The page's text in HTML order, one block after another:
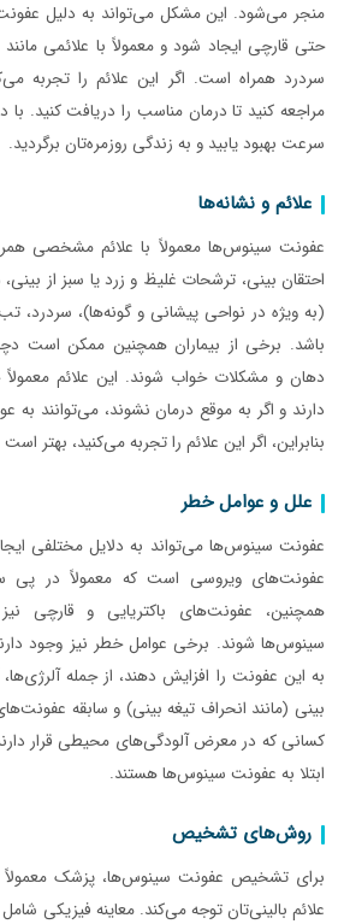
منجر می‌شود. این مشکل می‌تواند به دلیل
حتی قارچی ایجاد شود و معمولاً با علائمی
سردرد همراه است. اگر این علائم را تجربه
مراجعه کنید تا درمان مناسب را دریافت کنید. با
سرعت بهبود یابید و به زندگی روزمره‌تان برگردید.
علائم و نشانه‌ها
عفونت سینوس‌ها معمولاً با علائم مشخصی
احتقان بینی، ترشحات غلیظ و زرد یا سبز از
(به ویژه در نواحی پیشانی و گونه‌ها)،
باشد. برخی از بیماران همچنین ممکن است
دهان و مشکلات خواب شوند. این علائم معمولاً
دارند و اگر به موقع درمان نشوند، می‌توانند
بنابراین، اگر این علائم را تجربه می‌کنید، بهتر
علل و عوامل خطر
عفونت سینوس‌ها می‌تواند به دلایل مختلفی
عفونت‌های ویروسی است که معمولاً در پی
همچنین، عفونت‌های باکتریایی و قارچی
سینوس‌ها شوند. برخی عوامل خطر نیز وجود دارند
به این عفونت را افزایش دهند، از جمله
بینی (مانند انحراف تیغه بینی) و سابقه
کسانی که در معرض آلودگی‌های محیطی قرار
ابتلا به عفونت سینوس‌ها هستند.
روش‌های تشخیص
برای تشخیص عفونت سینوس‌ها، پزشک معمولاً
علائم بالینی‌تان توجه می‌کند. معاینه فیزیکی